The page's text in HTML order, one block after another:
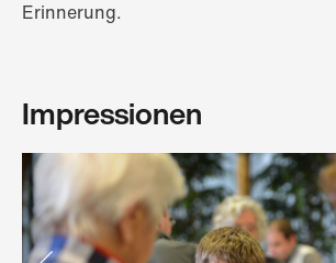
Erinnerung.
Impressionen